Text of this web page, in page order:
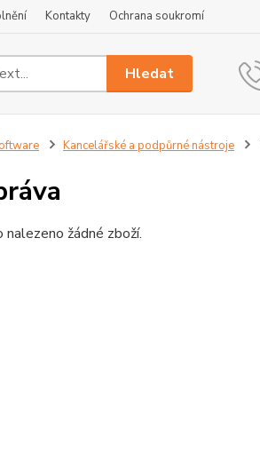
Kontakty Ochrana soukromí
Hledat
Kancelářské a podpůrné nástroje
žádné zboží.